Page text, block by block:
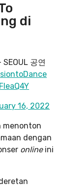
di
SEOUL 공연
16, 2022
menonton
dengan
online ini